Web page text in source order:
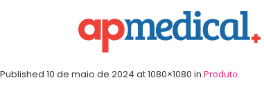
Published 10 de maio de 2024 at 1080×1080 in Produto.